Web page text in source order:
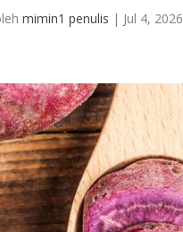
mimin1 penulis | Jul 4, 2026